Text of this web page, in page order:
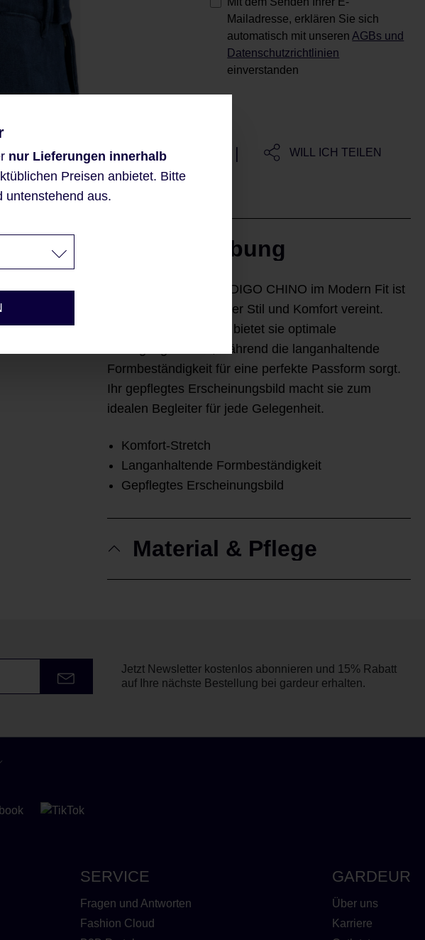
Mailadresse, erklären Sie sich
automatisch mit unseren AGBs und
Datenschutzrichtlinien
einverstanden
MERKE ICH MIR | WILL ICH TEILEN
Beschreibung
Die BARDO-71115 INDIGO CHINO im Modern Fit ist
ein zeitloser Favorit, der Stil und Komfort vereint.
Dank Komfort-Stretch bietet sie optimale
Bewegungsfreiheit, während die langanhaltende
Formbeständigkeit für eine perfekte Passform sorgt.
Ihr gepflegtes Erscheinungsbild macht sie zum
idealen Begleiter für jede Gelegenheit.
Komfort-Stretch
Langanhaltende Formbeständigkeit
Gepflegtes Erscheinungsbild
Material & Pflege
Jetzt Newsletter kostenlos abonnieren und 15% Rabatt
auf Ihre nächste Bestellung bei gardeur erhalten.
SERVICE
Fragen und Antworten
Fashion Cloud
GARDEUR
Über uns
Karriere
nur Lieferungen innerhalb
Preisen anbietet. Bitte
untenstehend aus.